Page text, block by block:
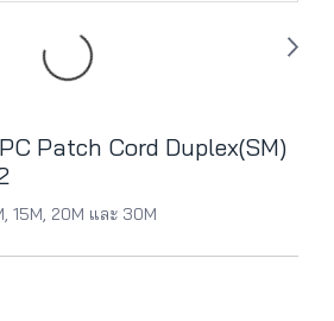
Patch Cord Duplex(SM)
15M, 20M และ 30M